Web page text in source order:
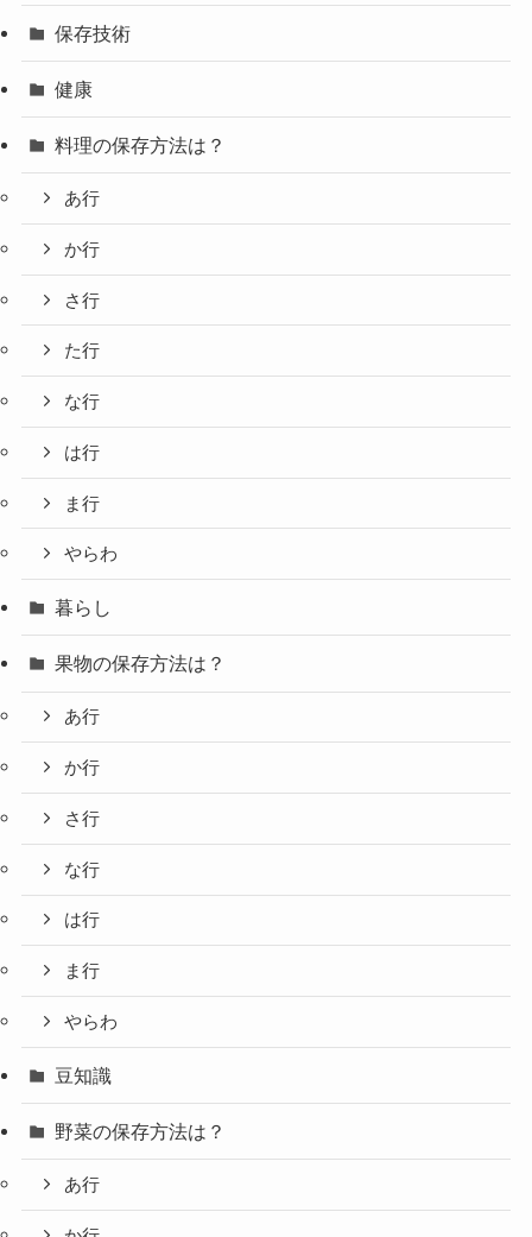
保存技術
健康
料理の保存方法は？
あ行
か行
さ行
た行
な行
は行
ま行
やらわ
暮らし
果物の保存方法は？
あ行
か行
さ行
な行
は行
ま行
やらわ
豆知識
野菜の保存方法は？
あ行